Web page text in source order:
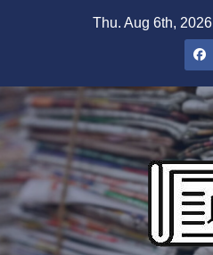
Thu. Aug 6th, 2026